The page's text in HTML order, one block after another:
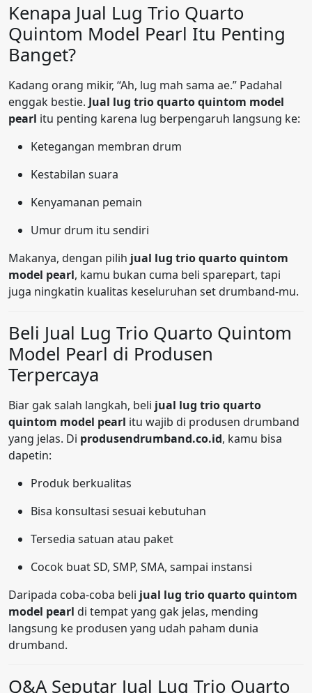
Kenapa Jual Lug Trio Quarto
Quintom Model Pearl Itu Penting
Banget?
Kadang orang mikir, “Ah, lug mah sama ae.” Padahal
enggak bestie. Jual lug trio quarto quintom model
pearl itu penting karena lug berpengaruh langsung ke:
Ketegangan membran drum
Kestabilan suara
Kenyamanan pemain
Umur drum itu sendiri
Makanya, dengan pilih jual lug trio quarto quintom
model pearl, kamu bukan cuma beli sparepart, tapi
juga ningkatin kualitas keseluruhan set drumband-mu.
Beli Jual Lug Trio Quarto Quintom
Model Pearl di Produsen
Terpercaya
Biar gak salah langkah, beli jual lug trio quarto
quintom model pearl itu wajib di produsen drumband
yang jelas. Di produsendrumband.co.id, kamu bisa
dapetin:
Produk berkualitas
Bisa konsultasi sesuai kebutuhan
Tersedia satuan atau paket
Cocok buat SD, SMP, SMA, sampai instansi
Daripada coba-coba beli jual lug trio quarto quintom
model pearl di tempat yang gak jelas, mending
langsung ke produsen yang udah paham dunia
drumband.
Q&A Seputar Jual Lug Trio Quarto